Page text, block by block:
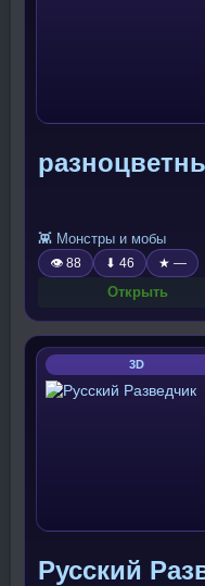
👾 Монстры и мобы
👁 88 ⬇ 46 ★ —
Открыть
3D
Русский